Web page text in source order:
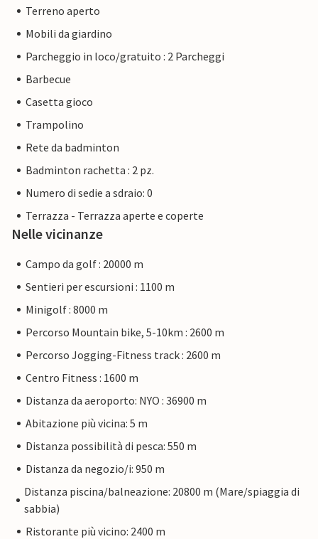
Terreno aperto
Mobili da giardino
Parcheggio in loco/gratuito : 2 Parcheggi
Barbecue
Casetta gioco
Trampolino
Rete da badminton
Badminton rachetta : 2 pz.
Numero di sedie a sdraio: 0
Terrazza - Terrazza aperte e coperte
Nelle vicinanze
Campo da golf : 20000 m
Sentieri per escursioni : 1100 m
Minigolf : 8000 m
Percorso Mountain bike, 5-10km : 2600 m
Percorso Jogging-Fitness track : 2600 m
Centro Fitness : 1600 m
Distanza da aeroporto: NYO : 36900 m
Abitazione più vicina: 5 m
Distanza possibilità di pesca: 550 m
Distanza da negozio/i: 950 m
Distanza piscina/balneazione: 20800 m (Mare/spiaggia di
sabbia)
Ristorante più vicino: 2400 m